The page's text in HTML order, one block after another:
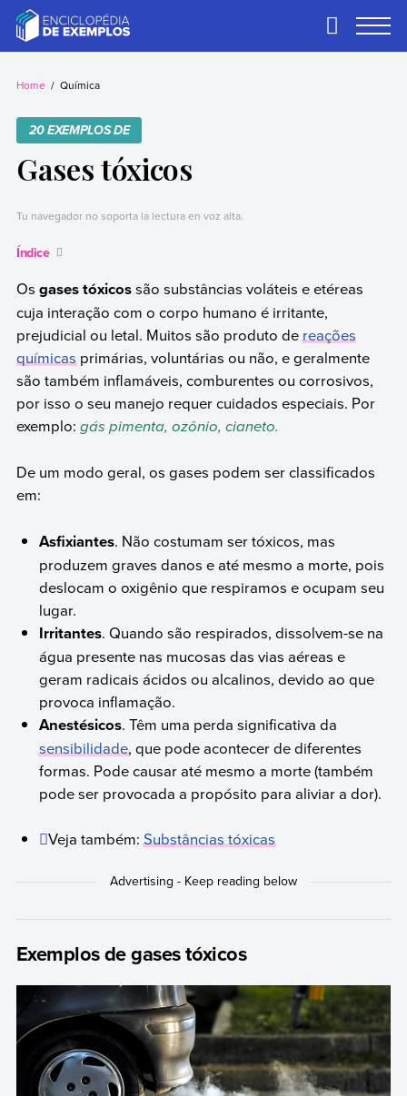
contentExemplos
Precisa de
temos.
Primary
Home Química
20 EXEMPLOS DE
Gases tóxicos
Tu navegador no soporta la lectura en voz alta.
Índice
Os gases tóxicossão substâncias voláteis e etéreas
cuja interação com o corpo humano é irritante,
prejudicial ou letal. Muitos são produto dereações
químicasprimárias, voluntárias ou não, e geralmente
são também inflamáveis, comburentes ou corrosivos,
por isso o seu manejo requer cuidados especiais. Por
exemplo: gás pimenta, ozônio, cianeto.
De um modo geral, os gases podem ser classificados
em:
Asfixiantes. Não costumam ser tóxicos, mas
produzem graves danos e até mesmo a morte, pois
deslocam o oxigênio que respiramos e ocupam seu
lugar.
Irritantes. Quando são respirados, dissolvem-se na
água presente nas mucosas das vias aéreas e
geram radicais ácidos ou alcalinos, devido ao que
provoca inflamação.
Anestésicos. Têm uma perda significativa da
sensibilidade, que pode acontecer de diferentes
formas. Pode causar até mesmo a morte (também
pode ser provocada a propósito para aliviar a dor).
Veja também:Substâncias tóxicas
Exemplos de gases tóxicos